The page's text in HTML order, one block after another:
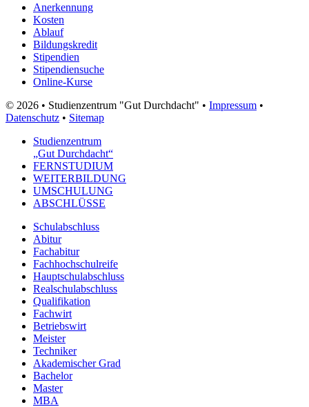
Anerkennung
Kosten
Ablauf
Bildungskredit
Stipendien
Stipendiensuche
Online-Kurse
© 2026 • Studienzentrum "Gut Durchdacht" • Impressum •
Datenschutz • Sitemap
Studienzentrum
„Gut Durchdacht“
FERNSTUDIUM
WEITERBILDUNG
UMSCHULUNG
ABSCHLÜSSE
Schulabschluss
Abitur
Fachabitur
Fachhochschulreife
Hauptschulabschluss
Realschulabschluss
Qualifikation
Fachwirt
Betriebswirt
Meister
Techniker
Akademischer Grad
Bachelor
Master
MBA